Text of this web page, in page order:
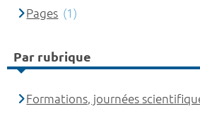
Pages (1)
Par rubrique
Formations, journées